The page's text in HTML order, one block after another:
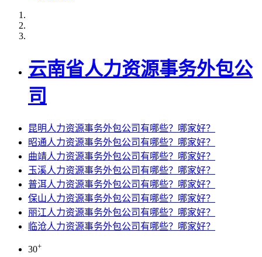
云南省人力资源事务外包公
司
昆明人力资源事务外包公司有哪些？哪家好？
昭通人力资源事务外包公司有哪些？哪家好？
曲靖人力资源事务外包公司有哪些？哪家好？
玉溪人力资源事务外包公司有哪些？哪家好？
普洱人力资源事务外包公司有哪些？哪家好？
保山人力资源事务外包公司有哪些？哪家好？
丽江人力资源事务外包公司有哪些？哪家好？
临沧人力资源事务外包公司有哪些？哪家好？
30+